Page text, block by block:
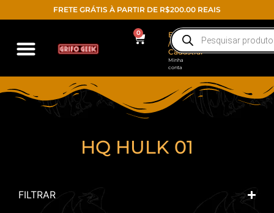
FRETE GRÁTIS À PARTIR DE R$200.00 REAIS
0
Entrar
/
Cadastrar
Minha
conta
HQ HULK 01
FILTRAR